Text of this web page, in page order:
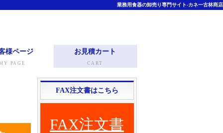
業務用食器の卸売り専門サイト-カネ一古林商店
様ページ
PAGE
お見積カート
CART
FAX注文書はこちら
FAX注文書